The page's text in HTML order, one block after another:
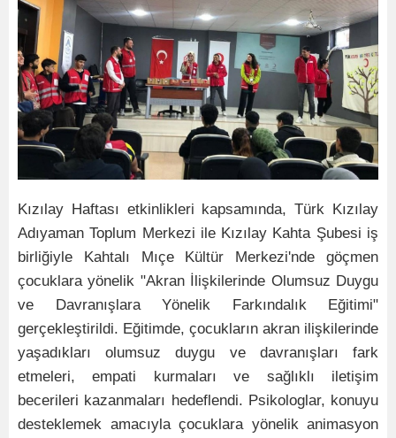
Kızılay Haftası etkinlikleri kapsamında, Türk Kızılay
Adıyaman Toplum Merkezi ile Kızılay Kahta Şubesi iş
birliğiyle Kahtalı Mıçe Kültür Merkezi'nde göçmen
çocuklara yönelik "Akran İlişkilerinde Olumsuz Duygu
ve Davranışlara Yönelik Farkındalık Eğitimi"
gerçekleştirildi. Eğitimde, çocukların akran ilişkilerinde
yaşadıkları olumsuz duygu ve davranışları fark
etmeleri, empati kurmaları ve sağlıklı iletişim
becerileri kazanmaları hedeflendi. Psikologlar, konuyu
desteklemek amacıyla çocuklara yönelik animasyon